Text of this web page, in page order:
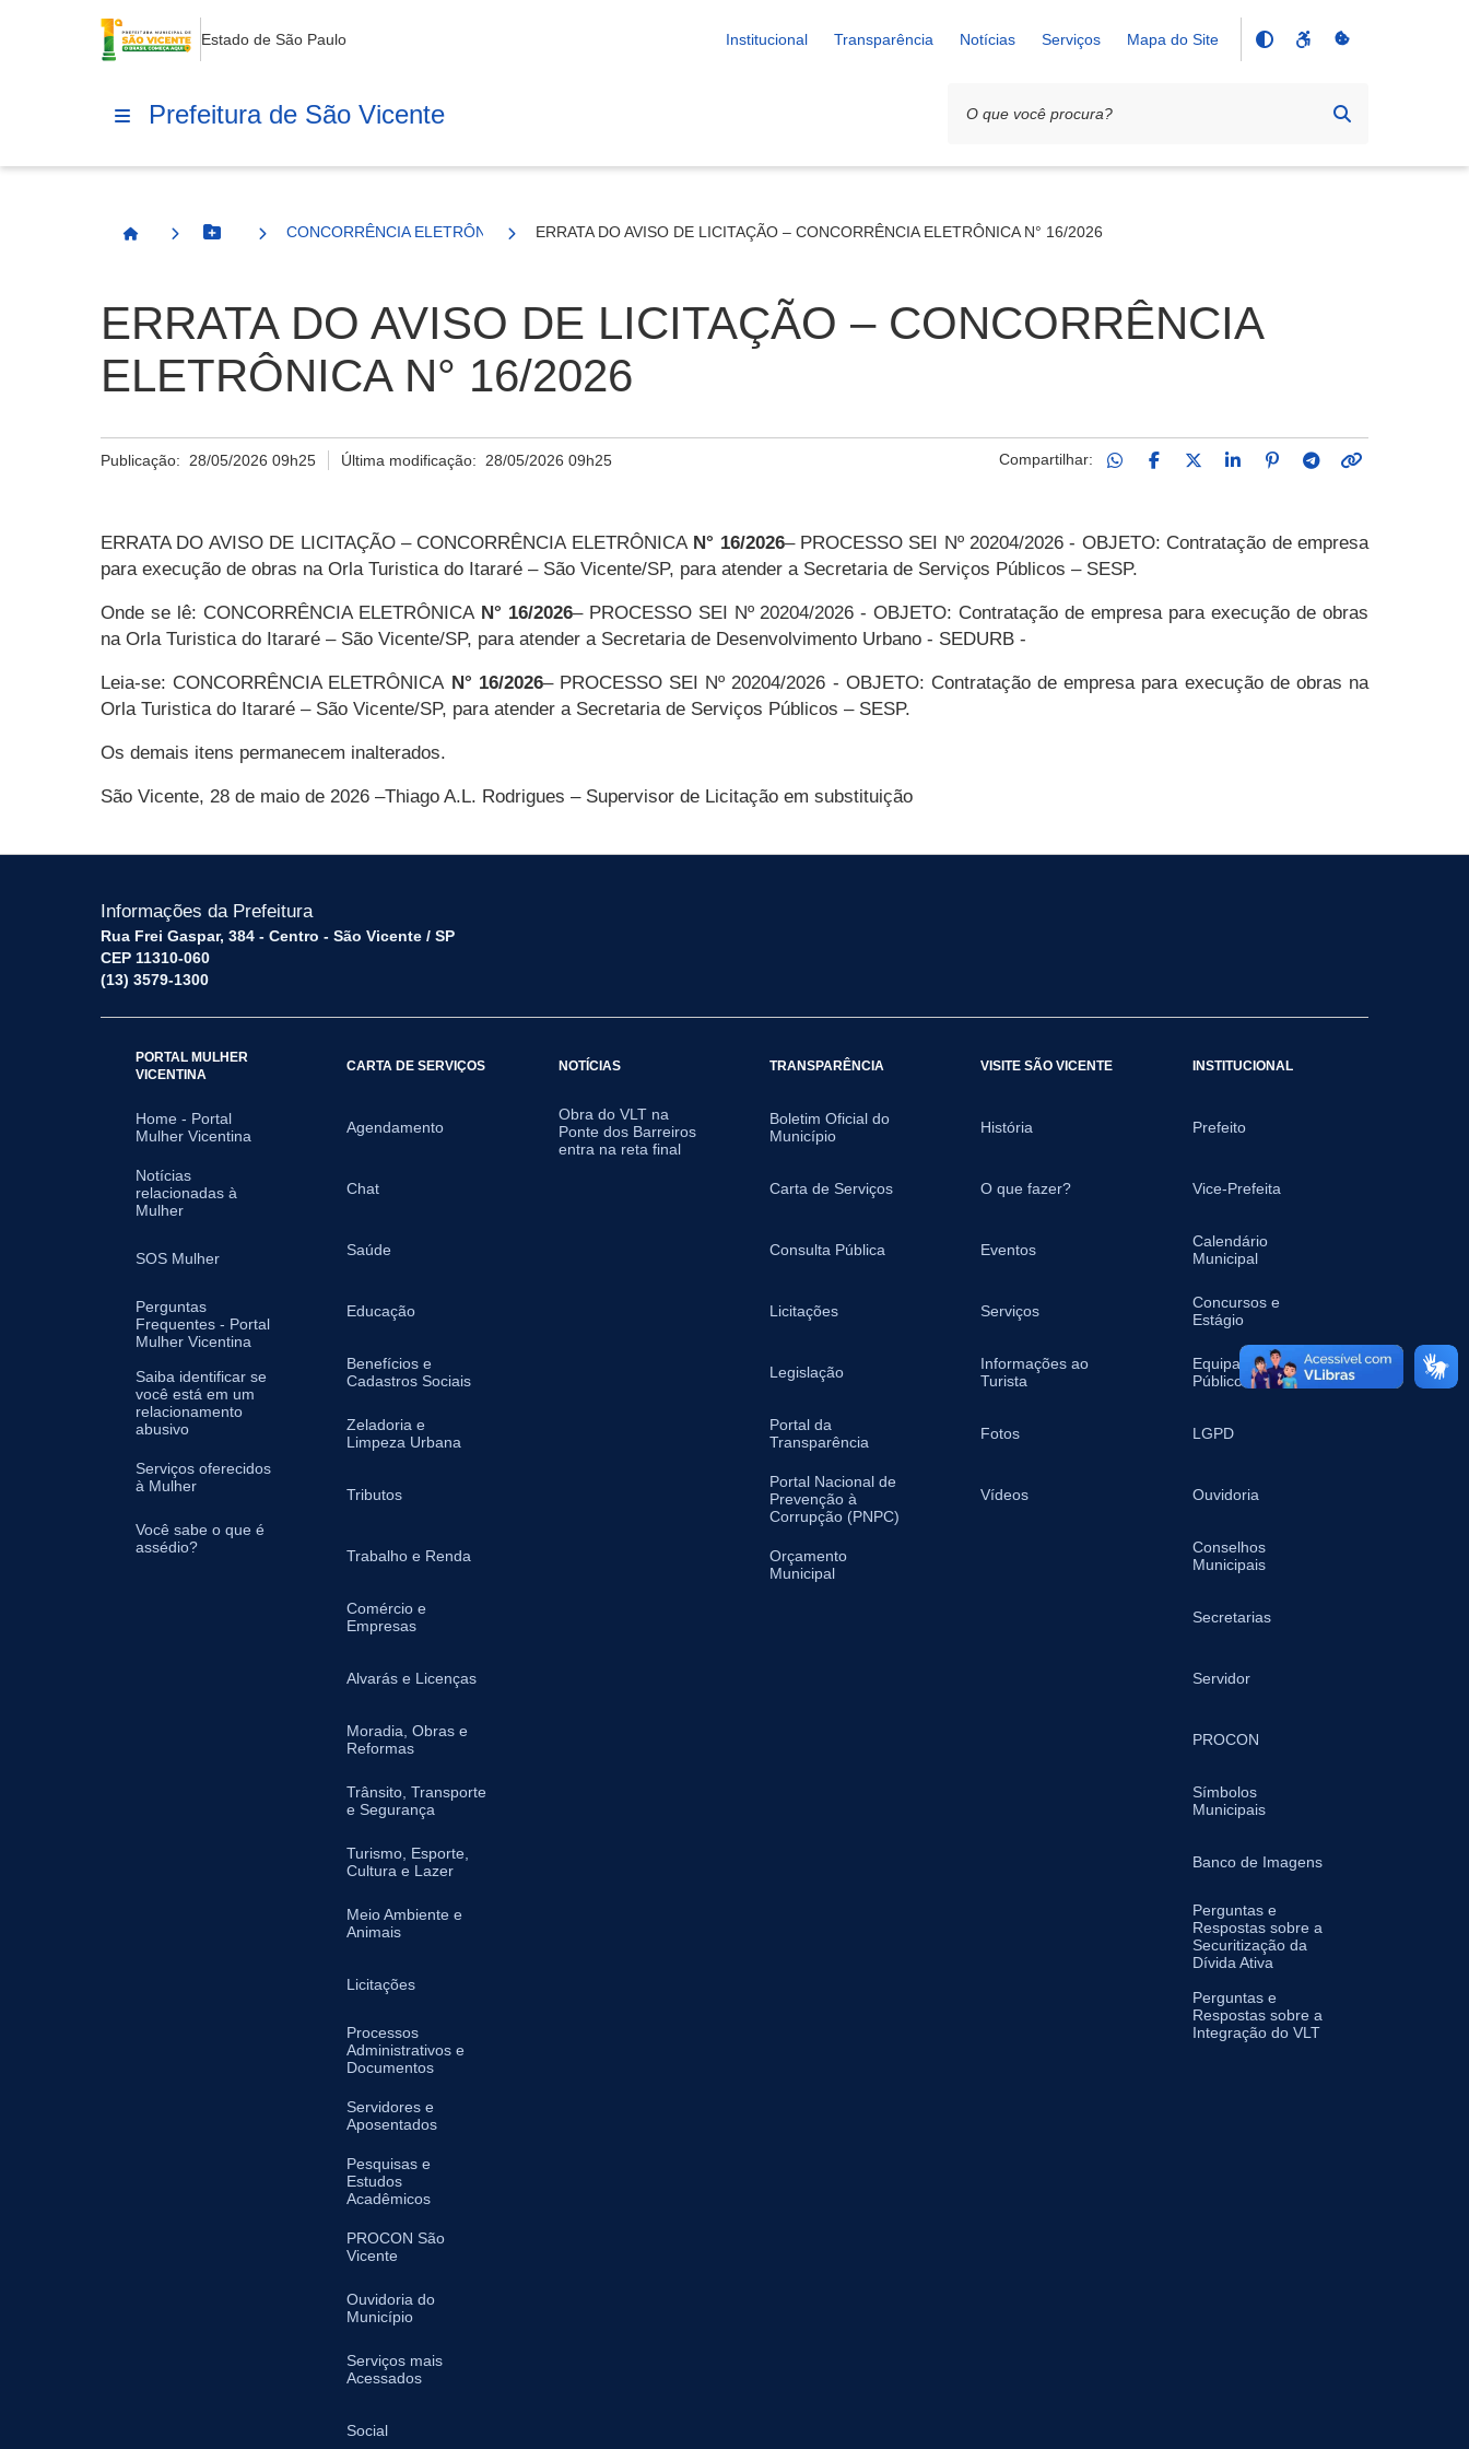
Estado de São Paulo Institucional Transparência Notícias Serviços Mapa do Site
Prefeitura de São Vicente
Página InicialBotão Menu
CONCORRÊNCIA ELETRÔNICA N° 16/2026ERRATA DO AVISO DE LICITAÇÃO – CONCORRÊNCIA ELETRÔNICA N° 16/2026
ERRATA DO AVISO DE LICITAÇÃO – CONCORRÊNCIA
ELETRÔNICA N° 16/2026
Publicação: 28/05/2026 09h25 Última modificação: 28/05/2026 09h25 Compartilhar:
ERRATA DO AVISO DE LICITAÇÃO – CONCORRÊNCIA ELETRÔNICAN° 16/2026– PROCESSO SEI Nº 20204/2026 - OBJETO: Contratação de empresa
para execução de obras na Orla Turistica do Itararé – São Vicente/SP, para atender a Secretaria de Serviços Públicos – SESP.
Onde se lê: CONCORRÊNCIA ELETRÔNICAN° 16/2026– PROCESSO SEI Nº 20204/2026 - OBJETO: Contratação de empresa para execução de obras
na Orla Turistica do Itararé – São Vicente/SP, para atender a Secretaria de Desenvolvimento Urbano - SEDURB -
Leia-se: CONCORRÊNCIA ELETRÔNICAN° 16/2026– PROCESSO SEI Nº 20204/2026 - OBJETO: Contratação de empresa para execução de obras na
Orla Turistica do Itararé – São Vicente/SP, para atender a Secretaria de Serviços Públicos – SESP.
Os demais itens permanecem inalterados.
São Vicente, 28 de maio de 2026 –Thiago A.L. Rodrigues – Supervisor de Licitação em substituição
Informações da Prefeitura
Rua Frei Gaspar, 384 - Centro - São Vicente / SP
CEP 11310-060
(13) 3579-1300
PORTAL MULHER
VICENTINA
Home - Portal
Mulher Vicentina
Notícias
relacionadas à
Mulher
SOS Mulher
Perguntas
Frequentes - Portal
Mulher Vicentina
Saiba identificar se
você está em um
relacionamento
abusivo
Serviços oferecidos
à Mulher
Você sabe o que é
assédio?
CARTA DE SERVIÇOS
Agendamento
Chat
Saúde
Educação
Benefícios e
Cadastros Sociais
Zeladoria e
Limpeza Urbana
Tributos
Trabalho e Renda
Comércio e
Empresas
Alvarás e Licenças
Moradia, Obras e
Reformas
Trânsito, Transporte
e Segurança
Turismo, Esporte,
Cultura e Lazer
Meio Ambiente e
Animais
Licitações
Processos
Administrativos e
Documentos
Servidores e
Aposentados
Pesquisas e
Estudos
Acadêmicos
PROCON São
Vicente
Ouvidoria do
Município
Serviços mais
Acessados
Social
NOTÍCIAS
Obra do VLT na
Ponte dos Barreiros
entra na reta final
TRANSPARÊNCIA
Boletim Oficial do
Município
Carta de Serviços
Consulta Pública
Licitações
Legislação
Portal da
Transparência
Portal Nacional de
Prevenção à
Corrupção (PNPC)
Orçamento
Municipal
VISITE SÃO VICENTE
História
O que fazer?
Eventos
Serviços
Informações ao
Turista
Fotos
Vídeos
INSTITUCIONAL
Prefeito
Vice-Prefeita
Calendário
Municipal
Concursos e
Estágio
Equipamentos
Públicos
LGPD
Ouvidoria
Conselhos
Municipais
Secretarias
Servidor
PROCON
Símbolos
Municipais
Banco de Imagens
Perguntas e
Respostas sobre a
Securitização da
Dívida Ativa
Perguntas e
Respostas sobre a
Integração do VLT